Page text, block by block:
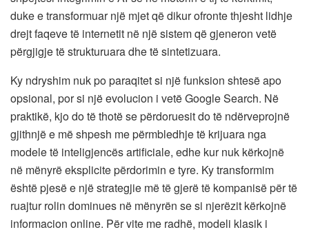
duke e transformuar një mjet që dikur ofronte thjesht lidhje
drejt faqeve të internetit në një sistem që gjeneron vetë
përgjigje të strukturuara dhe të sintetizuara.
Ky ndryshim nuk po paraqitet si një funksion shtesë apo
opsional, por si një evolucion i vetë Google Search. Në
praktikë, kjo do të thotë se përdoruesit do të ndërveprojnë
gjithnjë e më shpesh me përmbledhje të krijuara nga
modele të inteligjencës artificiale, edhe kur nuk kërkojnë
në mënyrë eksplicite përdorimin e tyre. Ky transformim
është pjesë e një strategjie më të gjerë të kompanisë për të
ruajtur rolin dominues në mënyrën se si njerëzit kërkojnë
informacion online. Për vite me radhë, modeli klasik i